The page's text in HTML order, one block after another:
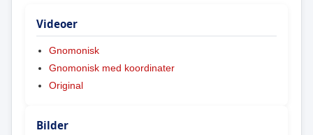
Videoer
Gnomonisk
Gnomonisk med koordinater
Original
Bilder